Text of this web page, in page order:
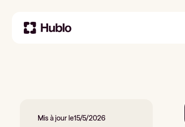
Mis à jour le15/5/2026